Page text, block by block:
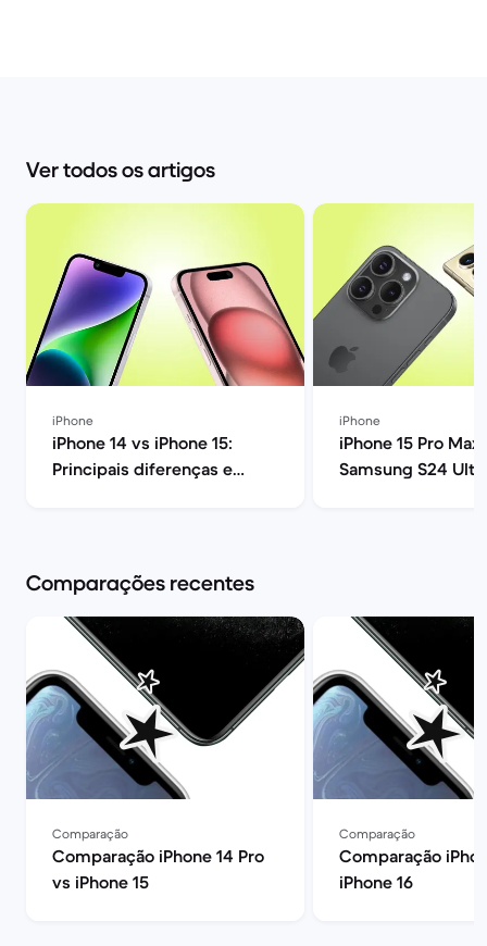
Ver todos os artigos
iPhone
iPhone 14 vs iPhone 15:
Principais diferenças e
iPhone
iPhone 15 Pro Max
Samsung S24
Comparações recentes
Comparação
Comparação iPhone 14 Pro
vs iPhone 15
Comparação
Comparação
iPhone 16